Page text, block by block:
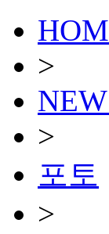
>
>
포토
>